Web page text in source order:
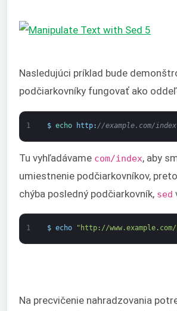
Nasledujúci príklad bude
podčiarkovníky fungovať ako
1 $ echo http: //example.com/
Tu vyhľadávame com/index, aby
umiestnenie podčiarkovníkov,
chýba posledný podčiarkovník, sed
1 $ echo "http://
Na precvičenie nahradzovania